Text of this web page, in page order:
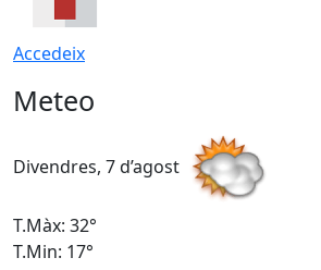
Accedeix
Meteo
Divendres, 7 d’agost
T.Màx: 32°
T.Min: 17°